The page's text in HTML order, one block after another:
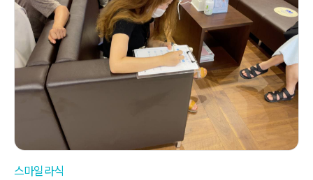
스마일라식